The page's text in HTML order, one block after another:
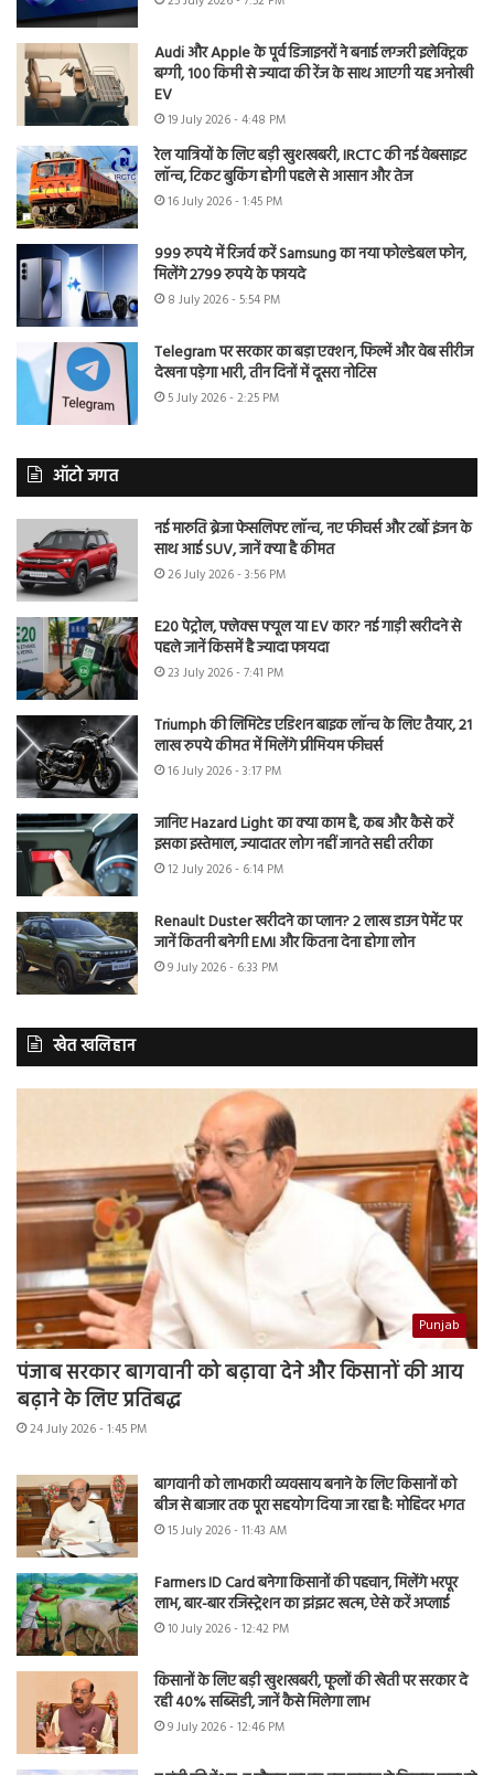
Audi और Apple के पूर्व डिजाइनरों ने बनाई लग्जरी इलेक्ट्रिक
बग्गी, 100 किमी से ज्यादा की रेंज के साथ आएगी यह अनोखी
EV
19 July 2026 - 4:48 PM
रेल यात्रियों के लिए बड़ी खुशखबरी, IRCTC की नई वेबसाइट
लॉन्च, टिकट बुकिंग होगी पहले से आसान और तेज
16 July 2026 - 1:45 PM
999 रुपये में रिजर्व करें Samsung का नया फोल्डेबल फोन,
मिलेंगे 2799 रुपये के फायदे
8 July 2026 - 5:54 PM
Telegram पर सरकार का बड़ा एक्शन, फिल्में और वेब सीरीज
देखना पड़ेगा भारी, तीन दिनों में दूसरा नोटिस
5 July 2026 - 2:25 PM
ऑटो जगत
नई मारुति ब्रेजा फेसलिफ्ट लॉन्च, नए फीचर्स और टर्बो इंजन के
साथ आई SUV, जानें क्या है कीमत
26 July 2026 - 3:56 PM
E20 पेट्रोल, फ्लेक्स फ्यूल या EV कार? नई गाड़ी खरीदने से
पहले जानें किसमें है ज्यादा फायदा
23 July 2026 - 7:41 PM
Triumph की लिमिटेड एडिशन बाइक लॉन्च के लिए तैयार, 21
लाख रुपये कीमत में मिलेंगे प्रीमियम फीचर्स
16 July 2026 - 3:17 PM
जानिए Hazard Light का क्या काम है, कब और कैसे करें
इसका इस्तेमाल, ज्यादातर लोग नहीं जानते सही तरीका
12 July 2026 - 6:14 PM
Renault Duster खरीदने का प्लान? 2 लाख डाउन पेमेंट पर
जानें कितनी बनेगी EMI और कितना देना होगा लोन
9 July 2026 - 6:33 PM
खेत खलिहान
Punjab
पंजाब सरकार बागवानी को बढ़ावा देने और किसानों की आय
बढ़ाने के लिए प्रतिबद्ध
24 July 2026 - 1:45 PM
बागवानी को लाभकारी व्यवसाय बनाने के लिए किसानों को
बीज से बाजार तक पूरा सहयोग दिया जा रहा है: मोहिंदर भगत
15 July 2026 - 11:43 AM
Farmers ID Card बनेगा किसानों की पहचान, मिलेंगे भरपूर
लाभ, बार-बार रजिस्ट्रेशन का झंझट खत्म, ऐसे करें अप्लाई
10 July 2026 - 12:42 PM
किसानों के लिए बड़ी खुशखबरी, फूलों की खेती पर सरकार दे
रही 40% सब्सिडी, जानें कैसे मिलेगा लाभ
9 July 2026 - 12:46 PM